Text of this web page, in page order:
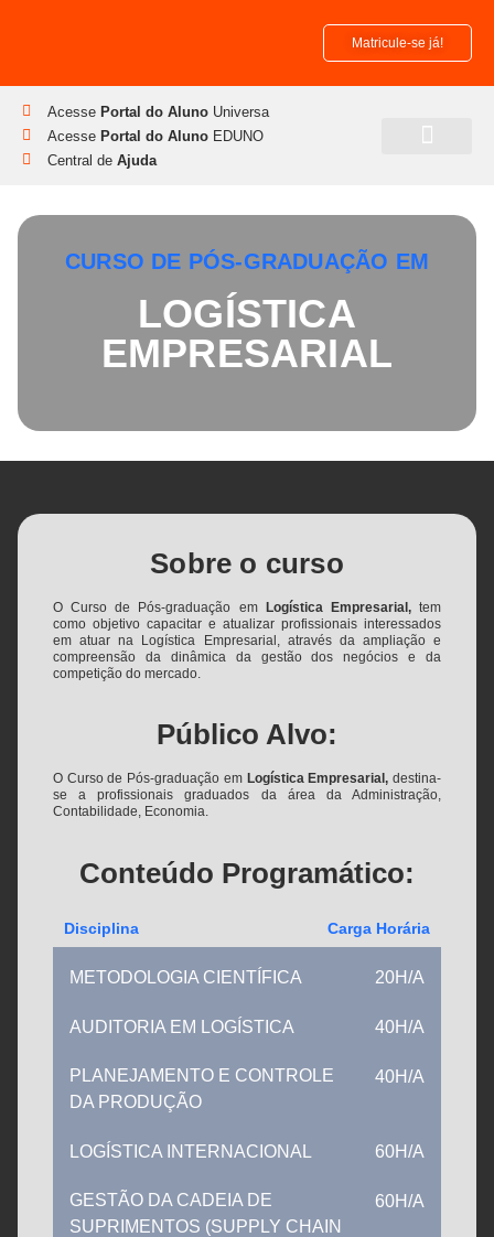
Matricule-se já!
Acesse Portal do AlunoUniversa
Acesse Portal do AlunoEDUNO
Central de Ajuda
CURSO DE PÓS-GRADUAÇÃO EM
LOGÍSTICA
EMPRESARIAL
Sobre o curso
O Curso de Pós-graduação em Logística Empresarial,tem
como objetivo capacitar e atualizar profissionais interessados
em atuar na Logística Empresarial, através da ampliação e
compreensão da dinâmica da gestão dos negócios e da
competição do mercado.
Público Alvo:
O Curso de Pós-graduação em Logística Empresarial,destina-
se a profissionais graduados da área da Administração,
Contabilidade, Economia.
Conteúdo Programático:
Disciplina Carga Horária
METODOLOGIA CIENTÍFICA 20H/A
AUDITORIA EM LOGÍSTICA 40H/A
PLANEJAMENTO E CONTROLE
DA PRODUÇÃO
40H/A
LOGÍSTICA INTERNACIONAL 60H/A
GESTÃO DA CADEIA DE
SUPRIMENTOS (SUPPLY CHAIN
60H/A